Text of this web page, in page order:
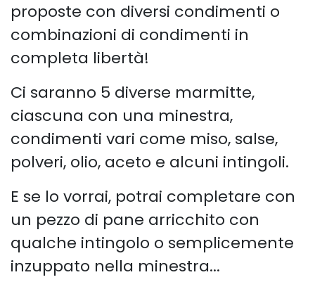
proposte con diversi condimenti o
combinazioni di condimenti in
completa libertà!
Ci saranno 5 diverse marmitte,
ciascuna con una minestra,
condimenti vari come miso, salse,
polveri, olio, aceto e alcuni intingoli.
E se lo vorrai, potrai completare con
un pezzo di pane arricchito con
qualche intingolo o semplicemente
inzuppato nella minestra...